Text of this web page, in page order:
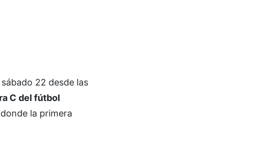
22 desde las
C del fútbol
la primera